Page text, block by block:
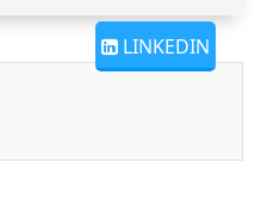
LINKEDIN